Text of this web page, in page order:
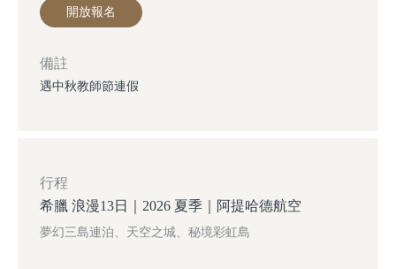
開放報名
備註
遇中秋教師節連假
行程
希臘 浪漫13日｜2026 夏季｜阿提哈德航空
夢幻三島連泊、天空之城、秘境彩虹島